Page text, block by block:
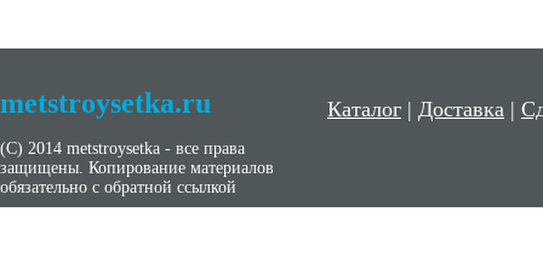
metstroysetka.ru
(С) 2014 metstroysetka - все права
защищены. Копирование материалов
обязательно с обратной ссылкой
Каталог | Доставка |